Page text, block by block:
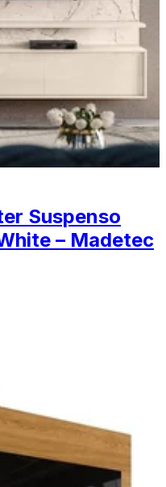
Suspenso
– Madetec